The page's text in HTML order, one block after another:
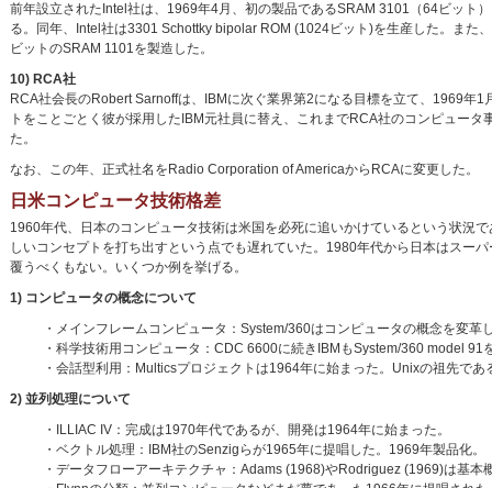
前年設立されたIntel社は、1969年4月、初の製品であるSRAM 3101（64ビット
る。同年、Intel社は3301 Schottky bipolar ROM (1024ビット)を生産した。ま
ビットのSRAM 1101を製造した。
10) RCA社
RCA社会長のRobert Sarnoffは、IBMに次ぐ業界第2になる目標を立て、1969年
トをことごとく彼が採用したIBM元社員に替え、これまでRCA社のコンピュー
た。
なお、この年、正式社名をRadio Corporation of AmericaからRCAに変更した。
日米コンピュータ技術格差
1960年代、日本のコンピュータ技術は米国を必死に追いかけているという状況
しいコンセプトを打ち出すという点でも遅れていた。1980年代から日本はスー
覆うべくもない。いくつか例を挙げる。
1) コンピュータの概念について
・メインフレームコンピュータ：System/360はコンピュータの概念を変革
・科学技術用コンピュータ：CDC 6600に続きIBMもSystem/360 model 91
・会話型利用：Multicsプロジェクトは1964年に始まった。Unixの祖先であ
2) 並列処理について
・ILLIAC IV：完成は1970年代であるが、開発は1964年に始まった。
・ベクトル処理：IBM社のSenzigらが1965年に提唱した。1969年製品化。
・データフローアーキテクチャ：Adams (1968)やRodriguez (1969)は基本